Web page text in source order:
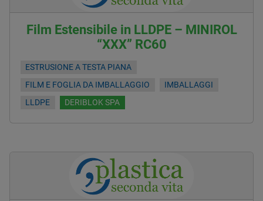
Film Estensibile in LLDPE – MINIROL
“XXX” RC60
ESTRUSIONE A TESTA PIANA
FILM E FOGLIA DA IMBALLAGGIO
IMBALLAGGI
LLDPE
DERIBLOK SPA